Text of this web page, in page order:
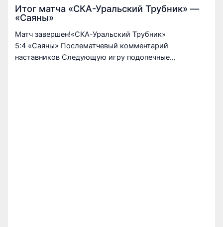
Итог матча «СКА-Уральский Трубник» —
«Саяны»
Матч завершен!«СКА-Уральский Трубник»
5:4 «Саяны» Послематчевый комментарий
наставников Следующую игру подопечные…